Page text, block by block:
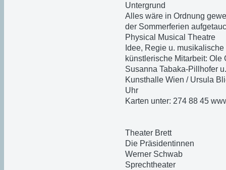
Untergrund
Alles wäre in Ordnung
der Sommerferien
Physical Musical Theatre
Idee, Regie u.
künstlerische Mitarbeit: Ole
Susanna Tabaka-Pillhofer
Kunsthalle Wien / Ursula
Uhr
Karten unter: 274 88 45
Theater Brett
Die Präsidentinnen
Werner Schwab
Sprechtheater